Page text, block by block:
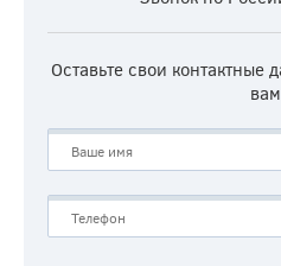
Оставьте свои
вам